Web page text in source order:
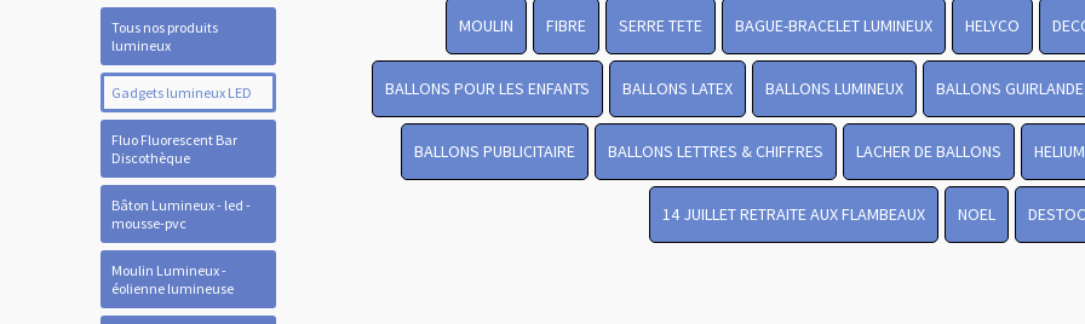
Tous nos produits
lumineux
Gadgets lumineux LED
Fluo Fluorescent Bar
Discothèque
Bâton Lumineux - led -
mousse-pvc
Moulin Lumineux -
éolienne lumineuse
MOULIN FIBRE SERRE TETE BAGUE-BRACELET LUMINEUX HELYCO
BALLONS POUR LES ENFANTS BALLONS LATEX BALLONS LUMINEUX BALLONS GUIRLANDE
BALLONS PUBLICITAIRE BALLONS LETTRES & CHIFFRES LACHER DE BALLONS
14 JUILLET RETRAITE AUX FLAMBEAUX NOEL